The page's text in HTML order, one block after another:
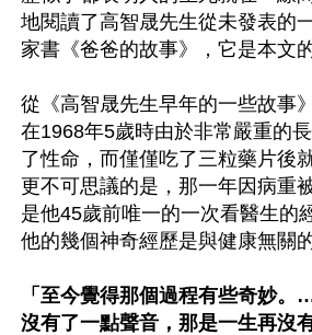
地閱讀了高智晟先生從未發表的
家書《爸爸的故事》，它是本文
從《高智晟先生早年的一些故事
在1968年5歲時由於非常嚴重的
了性命，而僅僅吃了三粒藥片後
更不可思議的是，那一年因病重
是他45歲前唯一的一次看醫生的
他的幾個神奇經歷是與健康無關的
「至今覺得那個過程有些奇妙
沒有了一點聲音，那是一生再沒